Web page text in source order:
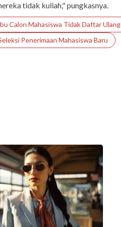
tidak kuliah," pungkasnya.
Calon Mahasiswa Tidak Daftar Ulang
Penerimaan Mahasiswa Baru